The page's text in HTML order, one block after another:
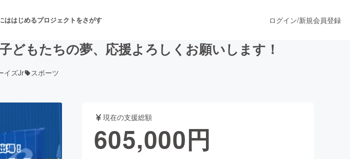
ははじめるプロジェクトをさがす
舞台・パフォーマンス
フード・飲食店 ファッション
ログイン/新規会員登録
どもたちの夢、応援よろしくお願いします！
イズJr スポーツ
現在の支援総額
605,000円